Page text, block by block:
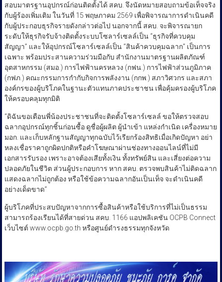
สอบมาตรฐานอุปกรณ์ก่อนติดตั้งได้ สคบ. จึงนัดหมายสอบถามข้อเท็จจริง
กับผู้ร้องเพิ่มเติม ในวันที่ 15 พฤษภาคม 2569 เพื่อพิจารณาการดำเนินคดี
กับผู้ประกอบธุรกิจรายดังกล่าวต่อไป นอกจากนี้ สคบ. จะพิจารณายก
ระดับให้ธุรกิจรับจ้างติดตั้งระบบโซลาร์เซลล์เป็น “ธุรกิจที่ควบคุม
สัญญา” และให้อุปกรณ์โซลาร์เซลล์เป็น “สินค้าควบคุมฉลาก” เป็นการ
เฉพาะ พร้อมประสานความร่วมมือกับ สำนักงานมาตรฐานผลิตภัณฑ์
อุตสาหกรรม (สมอ.) การไฟฟ้านครหลวง (กฟน.) การไฟฟ้าส่วนภูมิภาค
(กฟภ.) คณะกรรมการกำกับกิจการพลังงาน (กกพ.) สภาวิศวกร และสภา
องค์กรของผู้บริโภคในฐานะตัวแทนภาคประชาชน เพื่อคุ้มครองผู้บริโภค
ให้ครอบคลุมทุกมิติ
“ดิฉันขอเตือนพี่น้องประชาชนที่จะติดตั้งโซลาร์เซลล์ ขอให้ตรวจสอบ
ฉลากอุปกรณ์ทุกชิ้นก่อนซื้อ ดูชื่อผู้ผลิต ผู้นำเข้า แหล่งกำเนิด เครื่องหมาย
มอก. และเก็บหลักฐานสัญญาทุกฉบับไว้เรียกร้องสิทธิเมื่อเกิดปัญหา อย่า
หลงเชื่อราคาถูกผิดปกติหรือคำโฆษณาผ่านช่องทางออนไลน์ที่ไม่มี
เอกสารรับรอง เพราะอาจต้องเสียทั้งเงิน ทั้งทรัพย์สิน และเสี่ยงต่อความ
ปลอดภัยในชีวิต ส่วนผู้ประกอบการ หาก สคบ. ตรวจพบสินค้าไม่ติดฉลาก
แสดงฉลากไม่ถูกต้อง หรือใช้ข้อความฉลากอันเป็นเท็จ จะดำเนินคดี
อย่างเด็ดขาด”
ผู้บริโภคที่ประสบปัญหาจากการซื้อสินค้าหรือใช้บริการที่ไม่เป็นธรรม
สามารถร้องเรียนได้ที่สายด่วน สคบ. 1166 แอปพลิเคชัน OCPB Connect
เว็บไซต์ www.ocpb.go.th หรือศูนย์ดำรงธรรมทุกจังหวัด